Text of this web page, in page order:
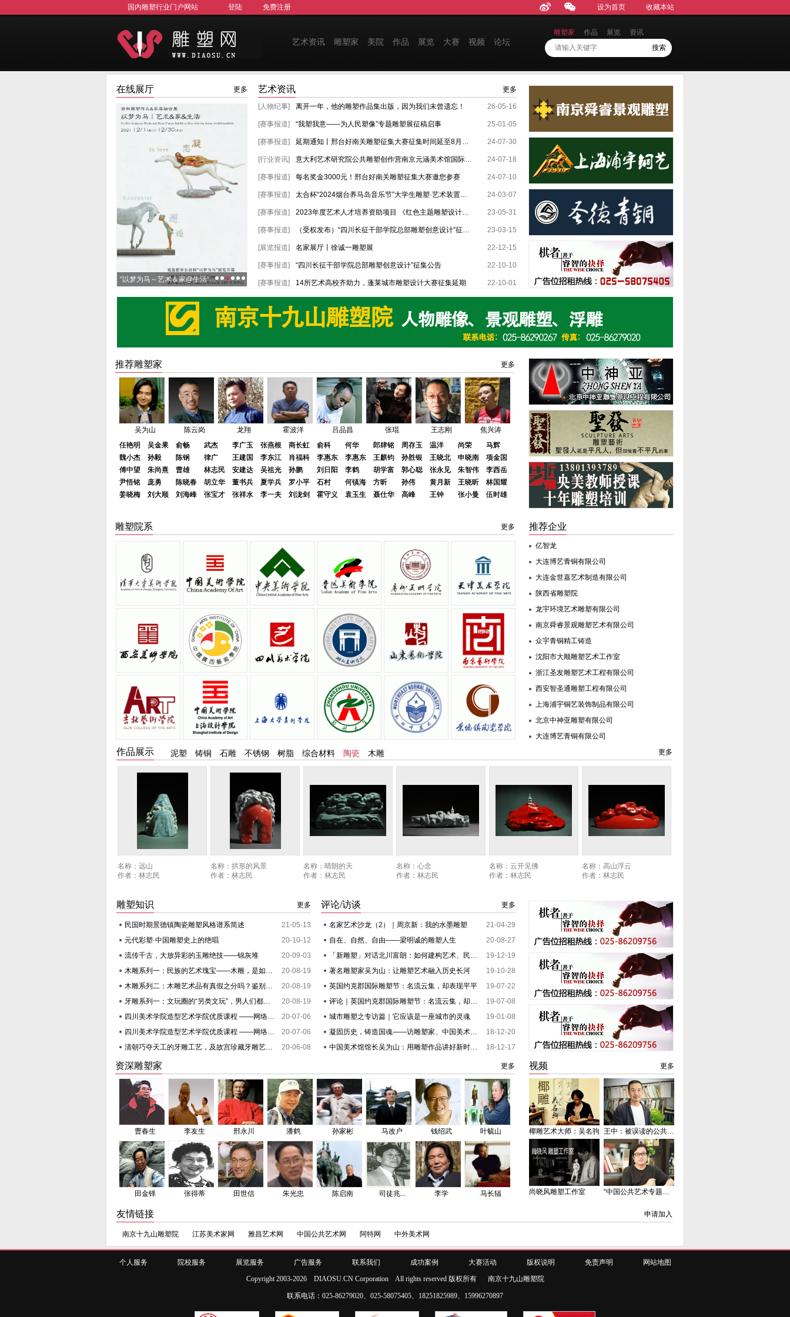
国内雕塑行业门户网站 登陆 免费注册 设为首页 收藏本站
艺术资讯 雕塑家 美院 作品 展览 大赛 视频 论坛
雕塑家 作品 展览
资讯
请输入关键字
在线展厅 更多
“以梦为马～艺术＆家@生活”俞科雕塑作品家居融合展 2021毕业展丨闽江学院美术学院雕塑系2021届本科生毕业作品展 物“色”查志源雕塑个人作品展 2019毕业展 | 大连艺术学院雕塑专业毕业生作品展
艺术资讯 更多
[人物纪事] 离开一年，他的雕塑作品集出版，因为我们未曾遗忘！ 26-05-16
[赛事报道] “我塑我意——为人民塑像”专题雕塑展征稿启事 25-01-05
[赛事报道] 延期通知丨邢台好南关雕塑征集大赛征集时间延至8月10日 24-07-30
[行业资讯] 意大利艺术研究院公共雕塑创作营南京元涵美术馆国际艺术交流系列活动 24-07-18
[赛事报道] 每名奖金3000元！邢台好南关雕塑征集大赛邀您参赛 24-07-10
[赛事报道] 太合杯“2024烟台养马岛音乐节”大学生雕塑·艺术装置征集大赛 24-03-07
[赛事报道] 2023年度艺术人才培养资助项目 《红色主题雕塑设计研究与创作人才培养》 招生简章 23-05-31
[赛事报道] （受权发布）“四川长征干部学院总部雕塑创意设计”征集评审情况公告 23-03-15
[展览报道] 名家展厅丨徐诚一雕塑展 22-12-15
[赛事报道] “四川长征干部学院总部雕塑创意设计”征集公告 22-10-10
[赛事报道] 14所艺术高校齐助力，蓬莱城市雕塑设计大赛征集延期 22-10-01
推荐雕塑家 更多
吴为山 陈云岗 龙翔 霍波洋 吕品昌 张琨 王志刚 焦兴涛
曾成钢 隋建国 李象群 殷小烽 景育民 王洪亮 石向东 张松涛
任艳明 吴金果 俞畅 武杰 李广玉 张燕根 商长虹 俞科 何华 郎肆铭 周存玉 温洋 尚荣
马辉
魏小杰
孙毅 陈钢 律广 王建国 李东江 肖福科 李惠东 李惠东 王麒钧 孙胜银 王晓北 申晓南
项金国
傅中望
朱尚熹 曹雄 林志民 安建达 吴祖光 孙鹏 刘日阳 李鹤 胡学富 郭心聪 张永见 朱智伟
李西岳
尹悟铭
庞勇 陈晓春 胡立华 董书兵 夏学兵 罗小平 石村 何镇海 方昕 孙伟 黄月新 王晓昕
林国耀
姜晓梅
刘大顺 刘海峰 张宝才 张祥水 李一夫 刘泷剑 霍守义 袁玉生 聂仕华 高峰 王钟 张小曼
伍时雄
李学迅
张峰
任艳明 吴金果 俞畅 武杰 李广玉 张燕根 商长虹 俞科 何华 郎肆铭 周存玉 温洋 尚荣
马辉
魏小杰
孙毅 陈钢 律广 王建国 李东江 肖福科 李惠东 李惠东 王麒钧 孙胜银 王晓北 申晓南
项金国
傅中望
朱尚熹 曹雄 林志民 安建达 吴祖光 孙鹏 刘日阳 李鹤 胡学富 郭心聪 张永见 朱智伟
李西岳
尹悟铭
庞勇 陈晓春 胡立华 董书兵 夏学兵 罗小平 石村 何镇海 方昕 孙伟 黄月新 王晓昕
林国耀
姜晓梅
刘大顺 刘海峰 张宝才 张祥水 李一夫 刘泷剑 霍守义 袁玉生 聂仕华 高峰 王钟 张小曼
伍时雄
李学迅
张峰
雕塑院系 更多 推荐企业
亿智龙
大连博艺青铜有限公司
大连金世嘉艺术制造有限公司
陕西省雕塑院
龙宇环境艺术雕塑有限公司
南京舜睿景观雕塑艺术有限公司
众宇青铜精工铸造
沈阳市大顺雕塑艺术工作室
浙江圣发雕塑艺术工程有限公司
西安智圣通雕塑工程有限公司
上海浦宇铜艺装饰制品有限公司
北京中神亚雕塑有限公司
大连博艺青铜有限公司
北京艺匠艺术设计有限公司
亿智龙
大连博艺青铜有限公司
大连金世嘉艺术制造有限公司
陕西省雕塑院
南京舜睿景观雕塑艺术有限公司
众宇青铜精工铸造
浙江圣发雕塑艺术工程有限公司
西安智圣通雕塑工程有限公司
上海浦宇铜艺装饰制品有限公司
北京中神亚雕塑有限公司
大连博艺青铜有限公司
北京艺匠艺术设计有限公司
唐县形创意铜雕工艺品有限公司
南京十九山雕塑院
亿智龙
大连金世嘉艺术制造有限公司
陕西省雕塑院
龙宇环境艺术雕塑有限公司
南京舜睿景观雕塑艺术有限公司
众宇青铜精工铸造
沈阳市大顺雕塑艺术工作室
浙江圣发雕塑艺术工程有限公司
西安智圣通雕塑工程有限公司
上海浦宇铜艺装饰制品有限公司
北京艺匠艺术设计有限公司
唐县形创意铜雕工艺品有限公司
南京十九山雕塑院
作品展示 泥塑 铸铜 石雕 不锈钢 树脂 综合材料 陶瓷 木雕 更多
名称： 《快乐童年》
作者： 吴金果
名称： 《红红火火》
作者： 吴金果
名称： 战友与我
作者： 陈钢
名称： 同林鸟
作者： 陈钢
名称： 四季之秋日
作者： 陈钢
名称： 烈女坊
作者： 陈钢
雕塑知识 更多
民国时期景德镇陶瓷雕塑风格谱系简述
21-05-13
元代彩塑·中国雕塑史上的绝唱
20-10-12
流传千古，大放异彩的玉雕绝技——锦灰堆
20-09-03
木雕系列一：民族的艺术瑰宝——木雕，是如何起源的，有哪些分类
20-08-19
木雕系列二：木雕艺术品有真假之分吗？鉴别木雕，到底看什么？
20-08-19
牙雕系列一：文玩圈的“另类文玩”，男人们都喜欢，它就是牙雕！
20-08-19
四川美术学院造型艺术学院优质课程 ——网络课程推荐 第二期(2)
20-07-06
四川美术学院造型艺术学院优质课程 ——网络课程推荐 第二期(1)
20-07-06
清朝巧夺天工的牙雕工艺，及故宫珍藏牙雕艺术品
20-06-08
评论/访谈 更多
名家艺术沙龙（2）｜周京新：我的水墨雕塑
21-04-29
自在、自然、自由——梁明诚的雕塑人生
20-08-27
「新雕塑」对话北川富朗：如何建构艺术、民众和地区的内在关联？
19-12-19
著名雕塑家吴为山：让雕塑艺术融入历史长河
19-10-28
英国约克郡国际雕塑节：名流云集，却表现平平
19-07-22
评论｜英国约克郡国际雕塑节：名流云集，却表现平平
19-07-08
城市雕塑之专访篇｜它应该是一座城市的灵魂
19-01-08
凝固历史，铸造国魂——访雕塑家、中国美术馆馆长吴为山
18-12-20
中国美术馆馆长吴为山：用雕塑作品讲好新时代的追梦中国
18-12-17
资深雕塑家 更多
曹春生 李友生 邢永川 潘鹤 孙家彬 马改户 钱绍武 叶毓山
田金铎 张得蒂 田世信 朱光忠 陈启南 司徒兆... 李学 马长辐
视频 更多
椰雕艺术大师：吴名驹 王中：被误读的公共艺术
尚晓风雕塑工作室 “中国公共艺术专题展”专家访谈之 景育民：公共艺术与城市诗学
友情链接 申请加入
南京十九山雕塑院 江苏美术家网 雅昌艺术网 中国公共艺术网 阿特网 中外美术网
个人服务 院校服务 展览服务 广告服务 联系我们 成功案例 大赛活动 版权说明 免责声明
网站地图
Copyright 2003-2026 DIAOSU.CN Corporation All rights reserved 版权所有
南京十九山雕塑院
联系电话：025-86279020、025-58075405、18251825989、15996270897